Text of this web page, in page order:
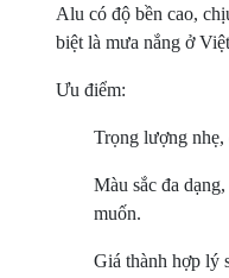
Alu có độ bền cao,
biệt là mưa nắng ở
Ưu điểm:
Trọng lượng nhẹ,
Màu sắc đa
muốn.
Giá thành hợp lý